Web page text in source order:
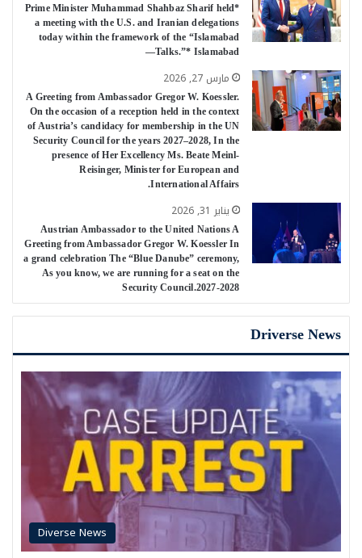
*Prime Minister Muhammad Shahbaz Sharif held
a meeting with the U.S. and Iranian delegations
today within the framework of the “Islamabad
Talks.”* Islamabad—
مارس 27, 2026
A Greeting from Ambassador Gregor W. Koessler.
On the occasion of a reception held in the context
of Austria’s candidacy for membership in the UN
Security Council for the years 2027–2028, In the
presence of Her Excellency Ms. Beate Meinl-
Reisinger, Minister for European and
International Affairs.
يناير 31, 2026
Austrian Ambassador to the United Nations A
Greeting from Ambassador Gregor W. Koessler In
a grand celebration The “Blue Danube” ceremony,
As you know, we are running for a seat on the
Security Council.2027-2028
Driverse News
Diverse News